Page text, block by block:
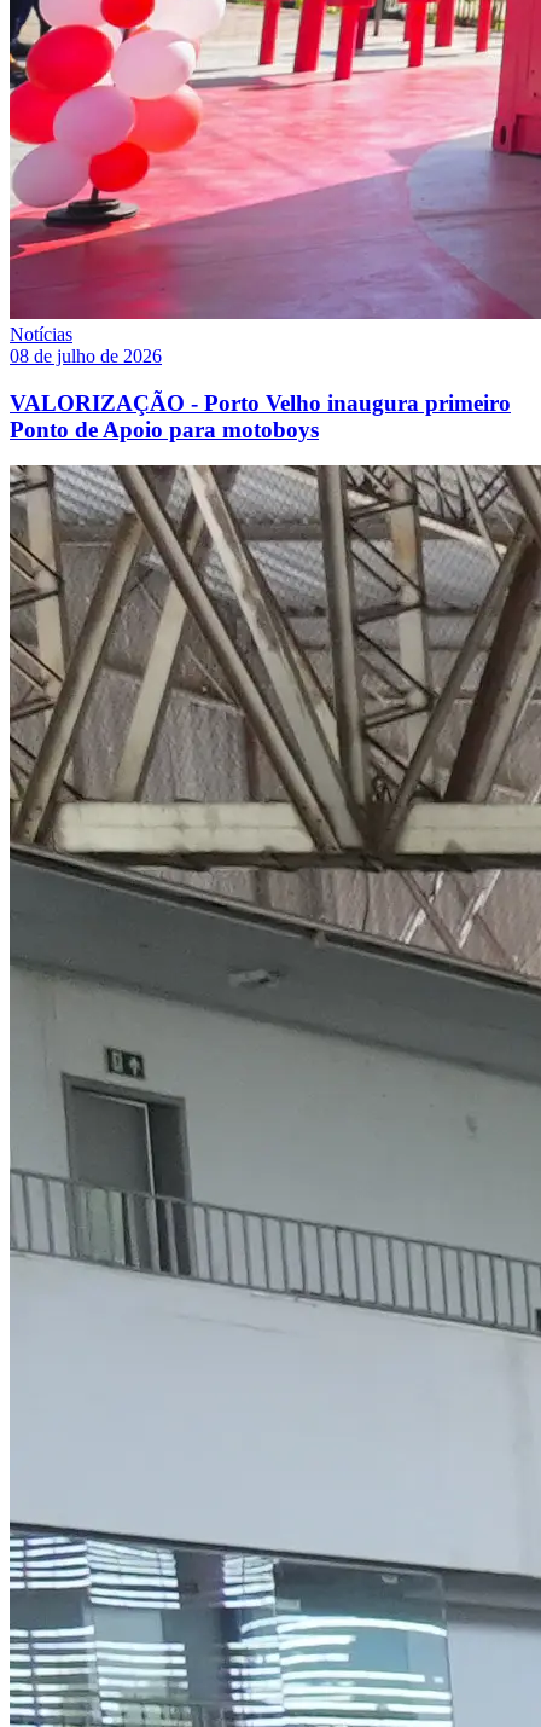
Notícias
08 de julho de 2026
VALORIZAÇÃO - Porto Velho inaugura primeiro
Ponto de Apoio para motoboys